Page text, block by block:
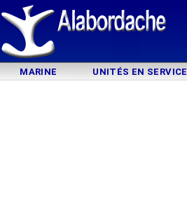
MARINE UNITÉS EN SERVICE